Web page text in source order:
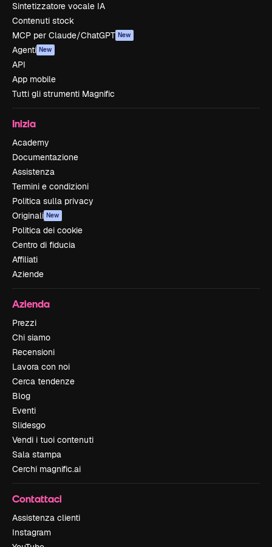
Sintetizzatore vocale IA
Contenuti stock
MCP per Claude/ChatGPT New
Agenti New
API
App mobile
Tutti gli strumenti Magnific
Inizia
Academy
Documentazione
Assistenza
Termini e condizioni
Politica sulla privacy
Originali New
Politica dei cookie
Centro di fiducia
Affiliati
Aziende
Azienda
Prezzi
Chi siamo
Recensioni
Lavora con noi
Cerca tendenze
Blog
Eventi
Slidesgo
Vendi i tuoi contenuti
Sala stampa
Cerchi magnific.ai
Contattaci
Assistenza clienti
Instagram